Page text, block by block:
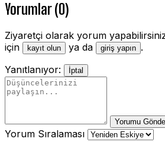
Yorumlar (0)
Ziyaretçi olarak yorum
için
kayıt olun ya da giriş yapın .
Yanıtlanıyor:
İptal
Yorumu
Yorum Sıralaması